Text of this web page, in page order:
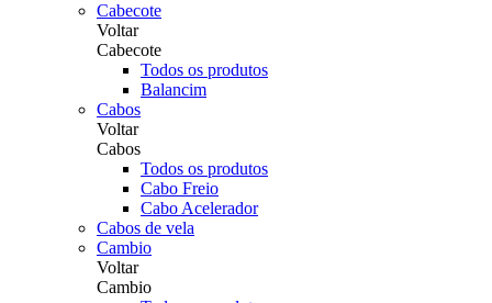
Cabecote
Voltar
Cabecote
Todos os produtos
Balancim
Cabos
Voltar
Cabos
Todos os produtos
Cabo Freio
Cabo Acelerador
Cabos de vela
Cambio
Voltar
Cambio